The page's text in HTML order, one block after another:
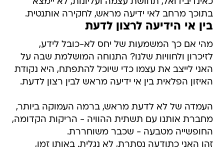
בתוכך מרחב לאי ידיעה מראש, לחקירה אותנטית.
בין אי הידיעה לרצון לדעת
מהי אם כך המשמעות של יחס לא-כובל לידע,
לזיכרון ולחוויות שלנו? התנוחה המושלמת שבה על
האני לייצב את עצמו כדי שיוכל להתפתח, היא נקודת
האיזון הפלאית בין אי ידיעה מראש לבין רצון לדעת.
העמדה של לא לדעת מראש, ברמה העמוקה ביותר,
מחברת אותנו עם תשתית ההוויה - הריקות הקדומה,
החופשייה מטבעה - שכבר משוחררת.
זהו האני כתודעה נסתרת, לא נגלית. באותו זמן,